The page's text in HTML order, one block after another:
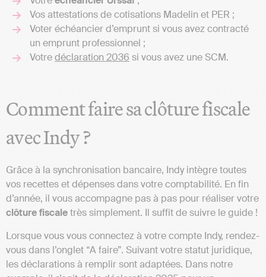
Vos attestations de cotisations Madelin et PER ;
Voter échéancier d’emprunt si vous avez contracté
un emprunt professionnel ;
Votredéclaration 2036 si vous avez une SCM.
Comment faire sa clôture fiscale
avec Indy ?
Grâce à la synchronisation bancaire, Indy intègre toutes
vos recettes et dépenses dans votre comptabilité. En fin
d’année, il vous accompagne pas à pas pour réaliser votre
clôture fiscaletrès simplement. Il suffit de suivre le guide !
Lorsque vous vous connectez à votre compte Indy, rendez-
vous dans l’onglet “A faire”. Suivant votre statut juridique,
les déclarations à remplir sont adaptées. Dans notre